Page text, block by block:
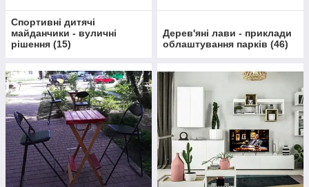
Спортивні дитячі
майданчики - вуличні
рішення (15)
Дерев'яні лави - приклади
облаштування парків (46)